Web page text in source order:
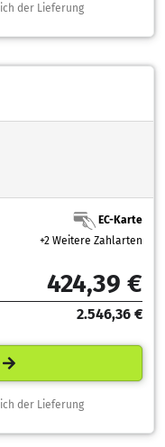
der Lieferung
EC-Karte
+2 Weitere Zahlarten
424,39 €
2.546,36 €
der Lieferung